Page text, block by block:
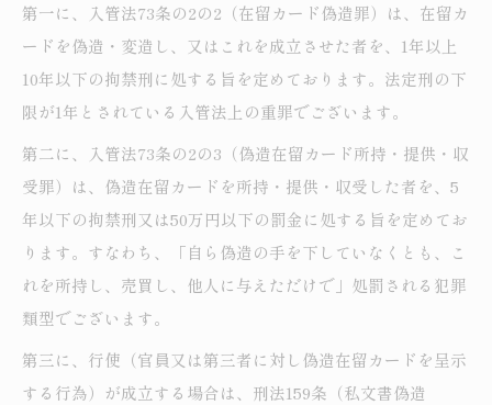
第一に、入管法73条の2の2（在留カード偽造罪）は、在留カ
ードを偽造・変造し、又はこれを成立させた者を、1年以上
10年以下の拘禁刑に処する旨を定めております。法定刑の下
限が1年とされている入管法上の重罪でございます。
第二に、入管法73条の2の3（偽造在留カード所持・提供・収
受罪）は、偽造在留カードを所持・提供・収受した者を、5
年以下の拘禁刑又は50万円以下の罰金に処する旨を定めてお
ります。すなわち、「自ら偽造の手を下していなくとも、こ
れを所持し、売買し、他人に与えただけで」処罰される犯罪
類型でございます。
第三に、行使（官員又は第三者に対し偽造在留カードを呈示
する行為）が成立する場合は、刑法159条（私文書偽造